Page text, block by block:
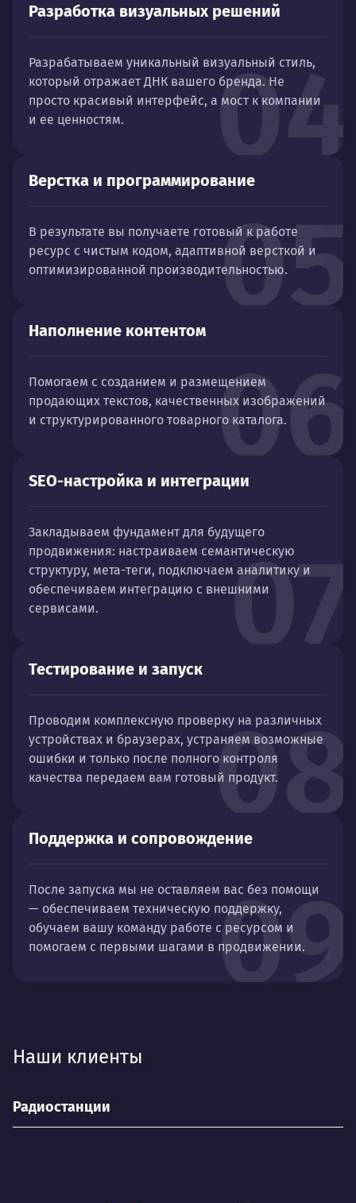
04
Разработка визуальных решений
Разрабатываем уникальный визуальный стиль,
который отражает ДНК вашего бренда. Не
просто красивый интерфейс, а мост к компании
и ее ценностям.
05
Верстка и программирование
В результате вы получаете готовый к работе
ресурс с чистым кодом, адаптивной версткой и
оптимизированной производительностью.
06
Наполнение контентом
Помогаем с созданием и размещением
продающих текстов, качественных изображений
и структурированного товарного каталога.
07
SEO-настройка и интеграции
Закладываем фундамент для будущего
продвижения: настраиваем семантическую
структуру, мета-теги, подключаем аналитику и
обеспечиваем интеграцию с внешними
сервисами.
08
Тестирование и запуск
Проводим комплексную проверку на различных
устройствах и браузерах, устраняем возможные
ошибки и только после полного контроля
качества передаем вам готовый продукт.
09
Поддержка и сопровождение
После запуска мы не оставляем вас без помощи
— обеспечиваем техническую поддержку,
обучаем вашу команду работе с ресурсом и
помогаем с первыми шагами в продвижении.
Наши клиенты
Радиостанции